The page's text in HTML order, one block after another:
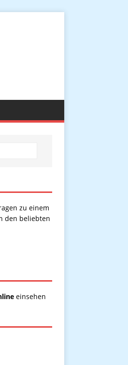
zu einem
den beliebten
einsehen